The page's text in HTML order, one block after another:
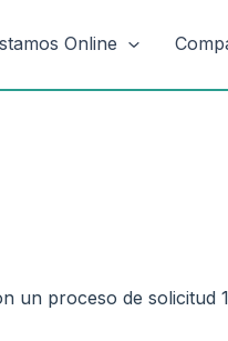
Online
un proceso de solicitud